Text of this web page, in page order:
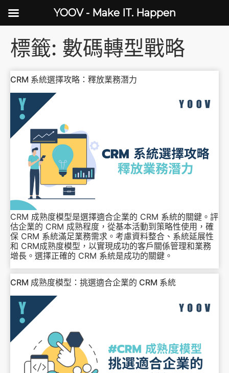
標籤: 數碼轉型戰略
CRM 系統選擇攻略：釋放業務潛力
CRM 成熟度模型是選擇適合企業的 CRM 系統的關鍵。評
估企業的 CRM 成熟程度，從基本活動到策略性使用，確
保 CRM 系統滿足業務需求。考慮資料整合、系統延展性
和 CRM成熟度模型，以實現成功的客戶關係管理和業務
增長。選擇正確的 CRM 系統是成功的關鍵。
CRM 成熟度模型：挑選適合企業的 CRM 系統
YOOV - Make IT. Happen